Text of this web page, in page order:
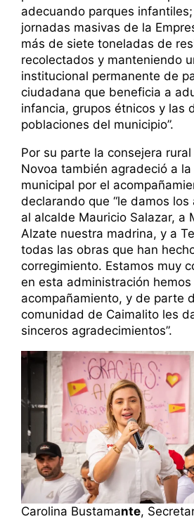
adecuando parques
jornadas masivas de la
más de siete toneladas de
recolectados y manteniendo
institucional permanente de
ciudadana que beneficia a
infancia, grupos étnicos y las
poblaciones del municipio”.
Por su parte la consejera
Novoa también agradeció a
municipal por el
declarando que “le damos
al alcalde Mauricio Salazar, a
Alzate nuestra madrina, y a
todas las obras que han
corregimiento. Estamos muy
en esta administración
acompañamiento, y de parte
comunidad de Caimalito les
sinceros agradecimientos”.
Carolina Bustamante,